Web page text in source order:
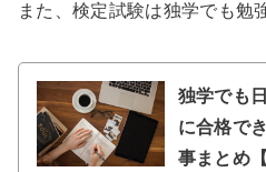
また、検定試験は独学でも勉
独学でも
に合格で
事まとめ